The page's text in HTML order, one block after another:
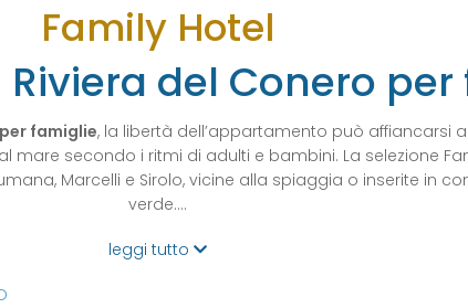
Family Hotel
del Conero
famiglie, la libertà dell’appartamento può affiancarsi
mare secondo i ritmi di adulti e bambini. La selezione
Marcelli e Sirolo, vicine alla spiaggia o inserite in
verde.…
leggi tutto